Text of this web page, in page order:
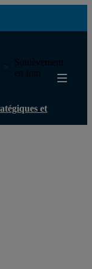
et diplomatiques
Soulèvement
en Iran
et